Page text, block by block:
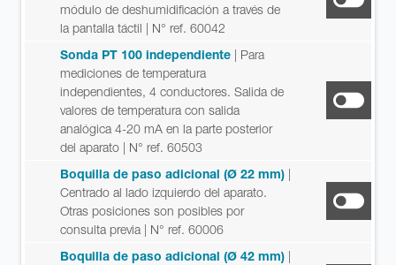
módulo de deshumidificación a través de
la pantalla táctil | N° ref. 60042
Sonda PT 100 independiente | Para
mediciones de temperatura
independientes, 4 conductores. Salida de
valores de temperatura con salida
analógica 4-20 mA en la parte posterior
del aparato | N° ref. 60503
Boquilla de paso adicional (Ø 22 mm) |
Centrado al lado izquierdo del aparato.
Otras posiciones son posibles por
consulta previa | N° ref. 60006
Boquilla de paso adicional (Ø 42 mm) |